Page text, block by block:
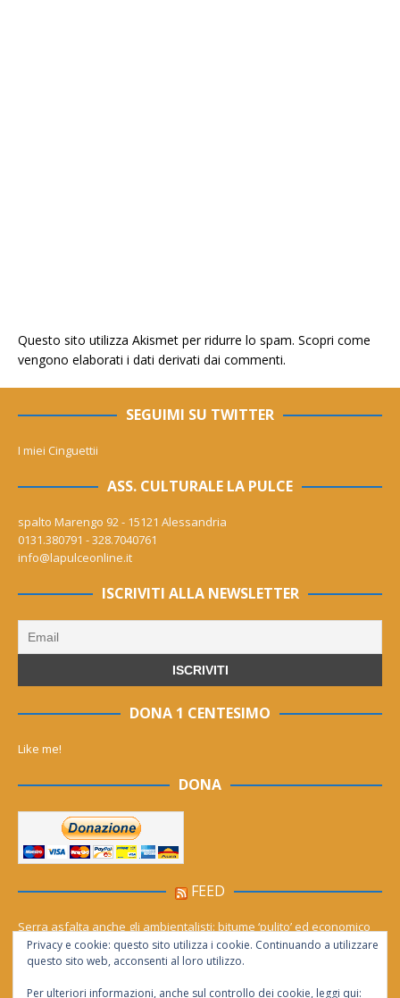
Questo sito utilizza Akismet per ridurre lo spam. Scopri come
vengono elaborati i dati derivati dai commenti.
SEGUIMI SU TWITTER
I miei Cinguettii
ASS. CULTURALE LA PULCE
spalto Marengo 92 - 15121 Alessandria
0131.380791 - 328.7040761
info@lapulceonline.it
ISCRIVITI ALLA NEWSLETTER
DONA 1 CENTESIMO
Like me!
DONA
FEED
Serra asfalta anche gli ambientalisti: bitume ‘pulito’ ed economico
Le migliori agenzie Meta Ads in Italia nel 2026
Privacy e cookie: questo sito utilizza i cookie. Continuando a utilizzare
questo sito web, acconsenti al loro utilizzo.
Per ulteriori informazioni, anche sul controllo dei cookie, leggi qui: